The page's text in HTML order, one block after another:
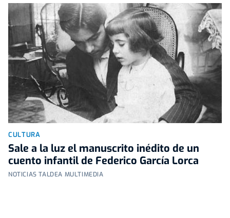
CULTURA
Sale a la luz el manuscrito inédito de un
cuento infantil de Federico García Lorca
NOTICIAS TALDEA MULTIMEDIA